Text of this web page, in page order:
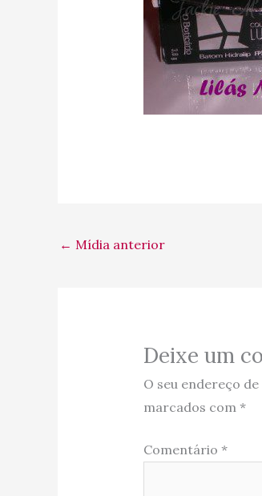
← Mídia anterior
Deixe um
O seu endereço
marcados com *
Comentário *